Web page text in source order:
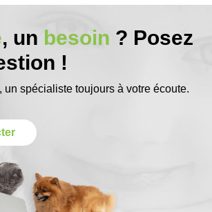
, un besoin ? Posez
!
un spécialiste toujours à votre écoute.